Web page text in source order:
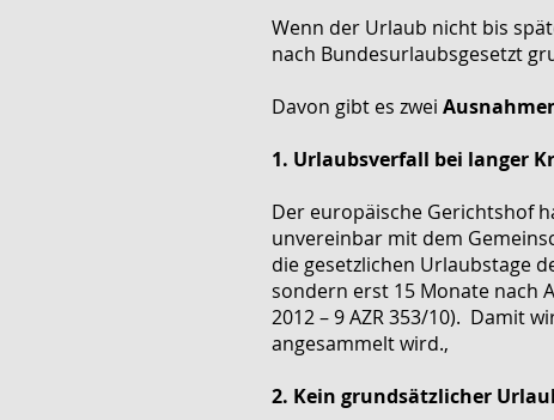
Wenn der Urlaub nicht bis
nach Bundesurlaubsgesetzt
Davon gibt es zwei
1. Urlaubsverfall bei langer
Der europäische Gerichtshof
unvereinbar mit dem
die gesetzlichen Urlaubstage
sondern erst 15 Monate nach
2012 – 9 AZR 353/10). Damit
angesammelt wird.,
2. Kein grundsätzlicher